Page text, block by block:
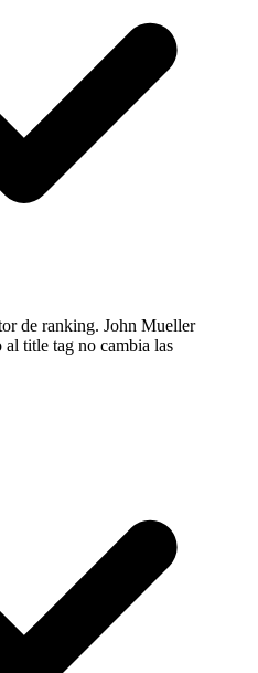
de ranking. John Mueller
title tag no cambia las